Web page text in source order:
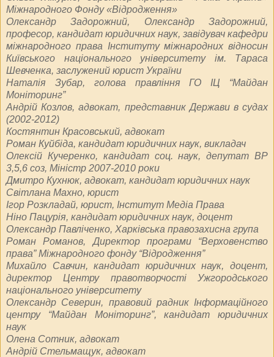
Міжнародного Фонду «Відродження»
Олександр Задорожний, Олександр Задорожний,
професор, кандидат юридичних наук, завідувач кафедри
міжнародного права Інституту міжнародних відносин
Київського національного університету ім. Тараса
Шевченка, заслужений юрист України
Наталія Зубар, голова правління ГО ІЦ “Майдан
Моніторинг”
Андрій Козлов, адвокат, представник Держави в судах
(2002-2012)
Костянтин Красовський, адвокат
Роман Куйбіда, кандидат юридичних наук, викладач
Олексій Кучеренко, кандидат соц. наук, депутат ВР
3,5,6 соз, Міністр 2007-2010 роки
Дмитро Кухнюк, адвокат, кандидат юридичних наук
Світлана Махно, юрист
Ігор Розкладай, юрист, Інститут Медіа Права
Ніно Пацурія, кандидат юридичних наук, доцент
Олександр Павліченко, Харківська правозахисна група
Роман Романов, Директор програми “Верховенство
права” Міжнародного фонду “Відродження”
Михайло Савчин, кандидат юридичних наук, доцент,
директор Центру правотворчості Ужгородського
національного університету
Олександр Северин, правовий радник Інформаційного
центру “Майдан Моніторинг”, кандидат юридичних
наук
Олена Сотник, адвокат
Андрій Стельмащук, адвокат